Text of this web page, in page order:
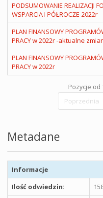
PODSUMOWANIE REALIZACJI
WSPARCIA I PÓŁROCZE-2022r
PLAN FINANSOWY
PRACY w 2022r -aktualne
PLAN FINANSOWY
PRACY w 2022r
Pozycje od
Poprzednia
Metadane
Informacje
Ilość odwiedzin: